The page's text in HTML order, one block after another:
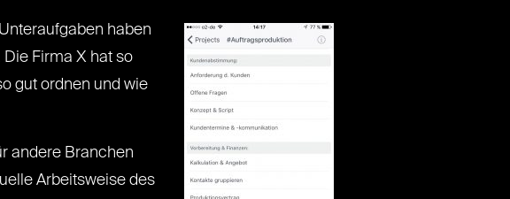
haben
Firma X hat so
gut ordnen und wie
andere Branchen
Arbeitsweise des